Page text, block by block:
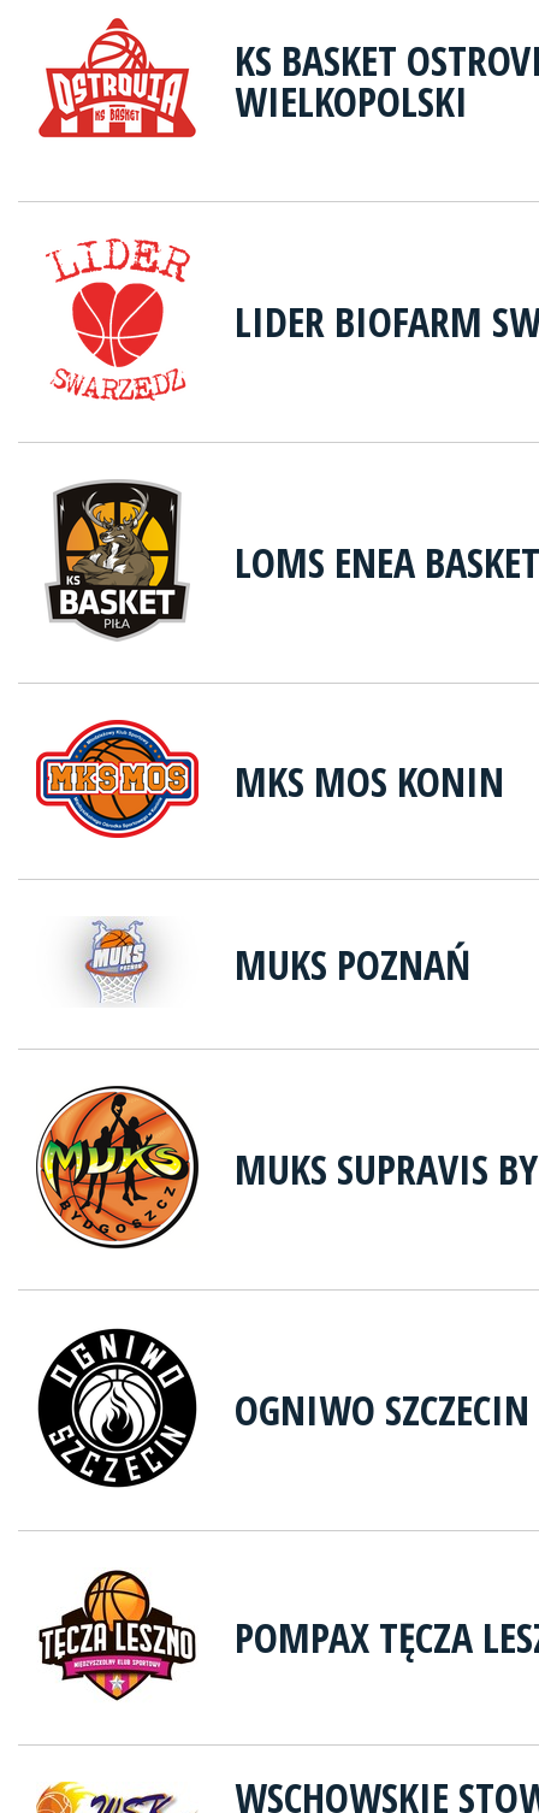
KS BASKET
WIELKOPOLSKI
LIDER BIOFARM
LOMS ENEA
MKS MOS KONIN
MUKS POZNAŃ
MUKS SUPRAVIS
OGNIWO SZCZECIN
POMPAX TĘCZA
WSCHOWSKIE